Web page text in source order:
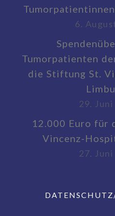
6.
Tumorpatienten
die Stiftung St.
29. Juni
12.000 Euro für
Vincenz-
27. Juni